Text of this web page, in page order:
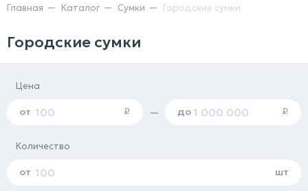
Главная Каталог Сумки Городские сумки
Городские сумки
Цена
от i — до i
Количество
от шт